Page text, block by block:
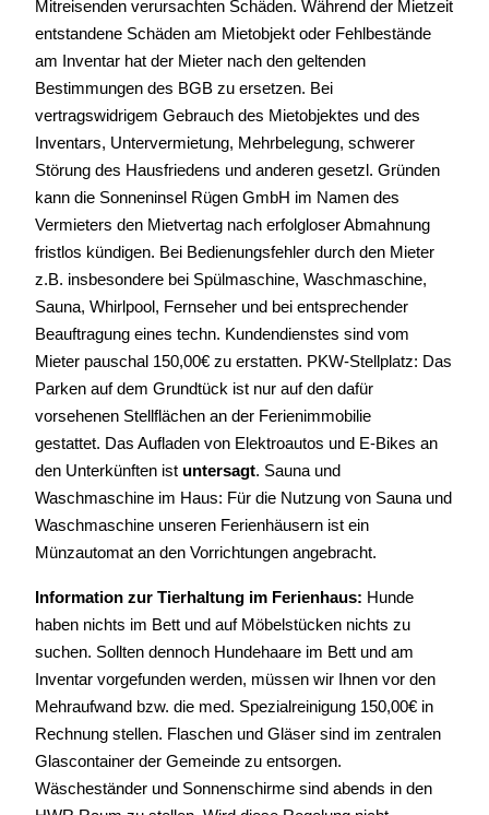
Mitreisenden verursachten Schäden. Während der Mietzeit
entstandene Schäden am Mietobjekt oder Fehlbestände
am Inventar hat der Mieter nach den geltenden
Bestimmungen des BGB zu ersetzen. Bei
vertragswidrigem Gebrauch des Mietobjektes und des
Inventars, Untervermietung, Mehrbelegung, schwerer
Störung des Hausfriedens und anderen gesetzl. Gründen
kann die Sonneninsel Rügen GmbH im Namen des
Vermieters den Mietvertag nach erfolgloser Abmahnung
fristlos kündigen. Bei Bedienungsfehler durch den Mieter
z.B. insbesondere bei Spülmaschine, Waschmaschine,
Sauna, Whirlpool, Fernseher und bei entsprechender
Beauftragung eines techn. Kundendienstes sind vom
Mieter pauschal 150,00€ zu erstatten. PKW-Stellplatz: Das
Parken auf dem Grundtück ist nur auf den dafür
vorsehenen Stellflächen an der Ferienimmobilie
gestattet. Das Aufladen von Elektroautos und E-Bikes an
den Unterkünften ist untersagt. Sauna und
Waschmaschine im Haus: Für die Nutzung von Sauna und
Waschmaschine unseren Ferienhäusern ist ein
Münzautomat an den Vorrichtungen angebracht.
Information zur Tierhaltung im Ferienhaus: Hunde
haben nichts im Bett und auf Möbelstücken nichts zu
suchen. Sollten dennoch Hundehaare im Bett und am
Inventar vorgefunden werden, müssen wir Ihnen vor den
Mehraufwand bzw. die med. Spezialreinigung 150,00€ in
Rechnung stellen. Flaschen und Gläser sind im zentralen
Glascontainer der Gemeinde zu entsorgen.
Wäscheständer und Sonnenschirme sind abends in den